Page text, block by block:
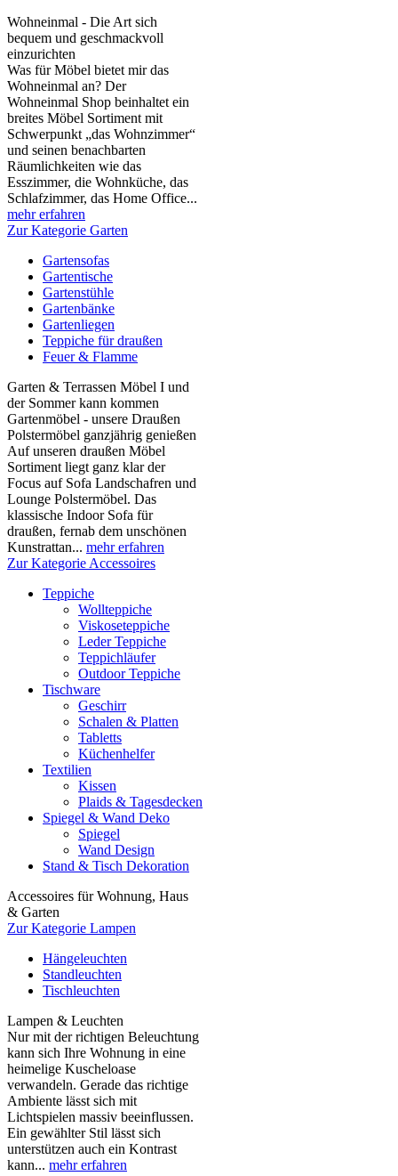
Wohneinmal - Die Art sich
bequem und geschmackvoll
einzurichten
Was für Möbel bietet mir das
Wohneinmal an? Der
Wohneinmal Shop beinhaltet ein
breites Möbel Sortiment mit
Schwerpunkt „das Wohnzimmer“
und seinen benachbarten
Räumlichkeiten wie das
Esszimmer, die Wohnküche, das
Schlafzimmer, das Home Office...
mehr erfahren
Zur Kategorie Garten
Gartensofas
Gartentische
Gartenstühle
Gartenbänke
Gartenliegen
Teppiche für draußen
Feuer & Flamme
Garten & Terrassen Möbel I und
der Sommer kann kommen
Gartenmöbel - unsere Draußen
Polstermöbel ganzjährig genießen
Auf unseren draußen Möbel
Sortiment liegt ganz klar der
Focus auf Sofa Landschafren und
Lounge Polstermöbel. Das
klassische Indoor Sofa für
draußen, fernab dem unschönen
Kunstrattan... mehr erfahren
Zur Kategorie Accessoires
Teppiche
Wollteppiche
Viskoseteppiche
Leder Teppiche
Teppichläufer
Outdoor Teppiche
Tischware
Geschirr
Schalen & Platten
Tabletts
Küchenhelfer
Textilien
Kissen
Plaids & Tagesdecken
Spiegel & Wand Deko
Spiegel
Wand Design
Stand & Tisch Dekoration
Accessoires für Wohnung, Haus
& Garten
Zur Kategorie Lampen
Hängeleuchten
Standleuchten
Tischleuchten
Lampen & Leuchten
Nur mit der richtigen Beleuchtung
kann sich Ihre Wohnung in eine
heimelige Kuscheloase
verwandeln. Gerade das richtige
Ambiente lässt sich mit
Lichtspielen massiv beeinflussen.
Ein gewählter Stil lässt sich
unterstützen auch ein Kontrast
kann... mehr erfahren